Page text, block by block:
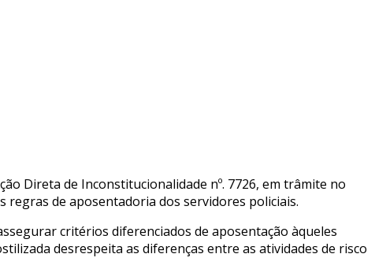
Direta de Inconstitucionalidade nº. 7726, em trâmite no
regras de aposentadoria dos servidores policiais.
critérios diferenciados de aposentação àqueles
desrespeita as diferenças entre as atividades de risco